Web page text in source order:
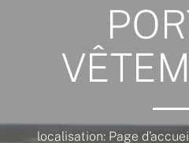
localisation: Page